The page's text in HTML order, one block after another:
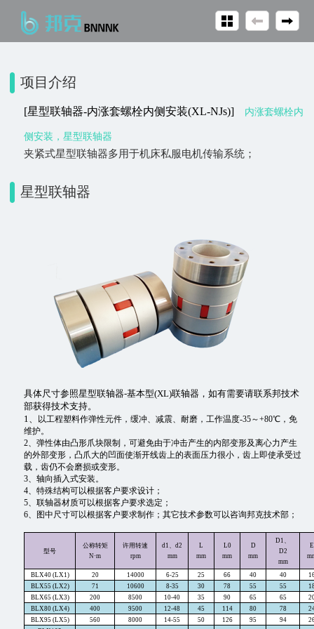
项目介绍
[星型联轴器-内涨套螺栓内侧安装(XL-NJs)] 内涨套螺栓内
侧安装，星型联轴器
夹紧式星型联轴器多用于机床私服电机传输系统；
星型联轴器
具体尺寸参照星型联轴器-基本型(XL)联轴器，如有需要请联系邦技术
部获得技术支持。
1、
以工程塑料作弹性元件，缓冲、减震、耐磨，工作温度-35～+80℃，免
维护。
2、 弹性体由凸形爪块限制，可避免由于冲击产生的内部变形及离心力产生
的外部变形，凸爪大的凹面使渐开线齿上的表面压力很小，齿上即使承受过
载，齿仍不会磨损或变形。
3、 轴向插入式安装。
4、 特殊结构可以根据客户要求设计；
5、 联轴器材质可以根据客户要求选定；
6、
图中尺寸可以根据客户要求制作；其它技术参数可以咨询邦克技术部；
型号
公称转矩
N·m
许用转速
rpm
d1、d2
mm
L
mm
L0
mm
D
mm
D1、
D2
mm
E
BLX40 (LX1) 20 14000 6-25 25 66 40 40
BLX55 (LX2) 71 10600 8-35 30 78 55 55
BLX65 (LX3) 200 8500 10-40 35 90 65 65
BLX80 (LX4) 400 9500 12-48 45 114 80 78
BLX95 (LX5) 560 8000 14-55 50 126 95 94